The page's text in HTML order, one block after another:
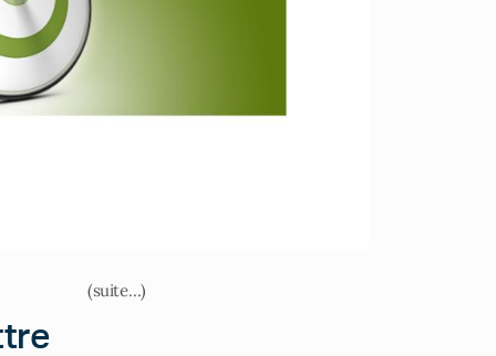
(suite…)